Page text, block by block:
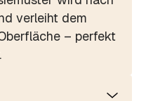
verleiht dem
– perfekt